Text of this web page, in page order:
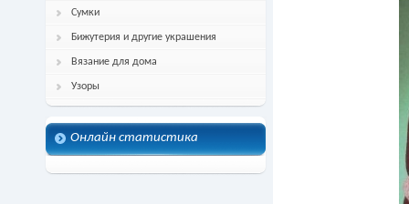
Сумки
Бижутерия и другие украшения
Вязание для дома
Узоры
Онлайн статистика